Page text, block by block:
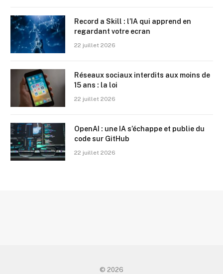
Record a Skill : l’IA qui apprend en
regardant votre ecran
22 juillet 2026
Réseaux sociaux interdits aux moins de
15 ans : la loi
22 juillet 2026
OpenAI : une IA s’échappe et publie du
code sur GitHub
22 juillet 2026
© 2026